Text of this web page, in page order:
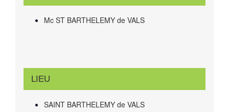
Mc ST BARTHELEMY de VALS
LIEU
SAINT BARTHELEMY de VALS